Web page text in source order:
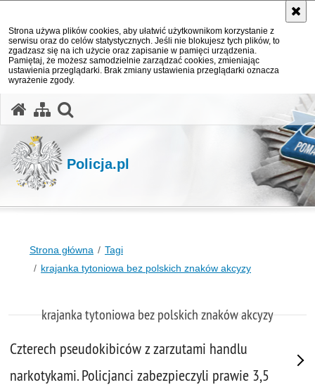
Strona używa plików cookies, aby ułatwić użytkownikom korzystanie z
serwisu oraz do celów statystycznych. Jeśli nie blokujesz tych plików, to
zgadzasz się na ich użycie oraz zapisanie w pamięci urządzenia.
Pamiętaj, że możesz samodzielnie zarządzać cookies, zmieniając
ustawienia przeglądarki. Brak zmiany ustawienia przeglądarki oznacza
wyrażenie zgody.
Policja.pl
Strona główna
Tagi
krajanka tytoniowa bez polskich znaków akcyzy
krajanka tytoniowa bez polskich znaków akcyzy
Czterech pseudokibiców z zarzutami handlu
narkotykami. Policjanci zabezpieczyli prawie 3,5